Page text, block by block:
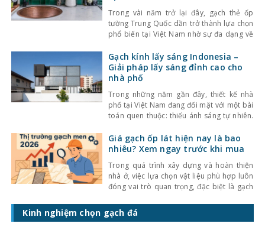
Trong vài năm trở lại đây, gạch thẻ ốp
tường Trung Quốc dần trở thành lựa chọn
phổ biến tại Việt Nam nhờ sự đa dạng về
Bên cạnh đó, chất lượng sản phẩm cũng
không ngừng được cải thiện, đáp ứng tốt
nhu cầu sử
Gạch kính lấy sáng Indonesia –
Giải pháp lấy sáng đỉnh cao cho
nhà phố
Trong những năm gần đây, thiết kế nhà
phố tại Việt Nam đang đối mặt với một bài
toán quen thuộc: thiếu ánh sáng tự nhiên.
che chắn bởi các công trình xung quanh,
khiến không gian trở nên bí bách và phụ
Giá gạch ốp lát hiện nay là bao
nhiêu? Xem ngay trước khi mua
Trong quá trình xây dựng và hoàn thiện
nhà ở, việc lựa chọn vật liệu phù hợp luôn
đóng vai trò quan trọng, đặc biệt là gạch
giá gạch ốp lát hiện nay còn quyết định
trực tiếp đến tổng chi phí công trình. Vậy
Kinh nghiệm chọn gạch đá